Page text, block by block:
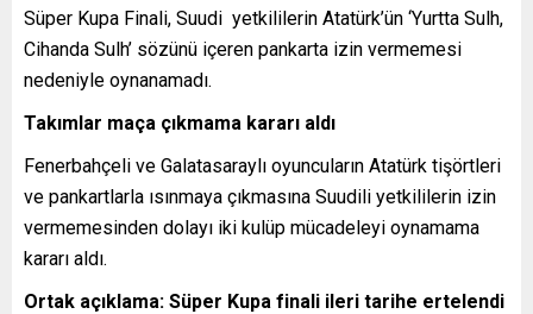
Süper Kupa Finali, Suudi yetkililerin Atatürk’ün ‘Yurtta Sulh,
Cihanda Sulh’ sözünü içeren pankarta izin vermemesi
nedeniyle oynanamadı.
Takımlar maça çıkmama kararı aldı
Fenerbahçeli ve Galatasaraylı oyuncuların Atatürk tişörtleri
ve pankartlarla ısınmaya çıkmasına Suudili yetkililerin izin
vermemesinden dolayı iki kulüp mücadeleyi oynamama
kararı aldı.
Ortak açıklama: Süper Kupa finali ileri tarihe ertelendi